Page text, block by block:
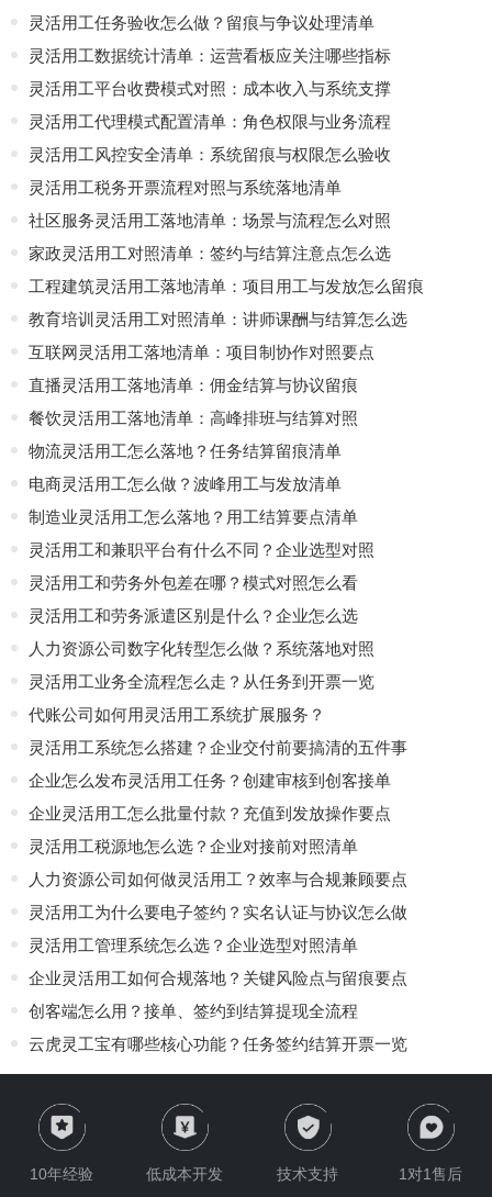
灵活用工任务验收怎么做？留痕与争议处理清单
灵活用工数据统计清单：运营看板应关注哪些指标
灵活用工平台收费模式对照：成本收入与系统支撑
灵活用工代理模式配置清单：角色权限与业务流程
灵活用工风控安全清单：系统留痕与权限怎么验收
灵活用工税务开票流程对照与系统落地清单
社区服务灵活用工落地清单：场景与流程怎么对照
家政灵活用工对照清单：签约与结算注意点怎么选
工程建筑灵活用工落地清单：项目用工与发放怎么留痕
教育培训灵活用工对照清单：讲师课酬与结算怎么选
互联网灵活用工落地清单：项目制协作对照要点
直播灵活用工落地清单：佣金结算与协议留痕
餐饮灵活用工落地清单：高峰排班与结算对照
物流灵活用工怎么落地？任务结算留痕清单
电商灵活用工怎么做？波峰用工与发放清单
制造业灵活用工怎么落地？用工结算要点清单
灵活用工和兼职平台有什么不同？企业选型对照
灵活用工和劳务外包差在哪？模式对照怎么看
灵活用工和劳务派遣区别是什么？企业怎么选
人力资源公司数字化转型怎么做？系统落地对照
灵活用工业务全流程怎么走？从任务到开票一览
代账公司如何用灵活用工系统扩展服务？
灵活用工系统怎么搭建？企业交付前要搞清的五件事
企业怎么发布灵活用工任务？创建审核到创客接单
企业灵活用工怎么批量付款？充值到发放操作要点
灵活用工税源地怎么选？企业对接前对照清单
人力资源公司如何做灵活用工？效率与合规兼顾要点
灵活用工为什么要电子签约？实名认证与协议怎么做
灵活用工管理系统怎么选？企业选型对照清单
企业灵活用工如何合规落地？关键风险点与留痕要点
创客端怎么用？接单、签约到结算提现全流程
云虎灵工宝有哪些核心功能？任务签约结算开票一览
10年经验 低成本开发 技术支持 1对1售后